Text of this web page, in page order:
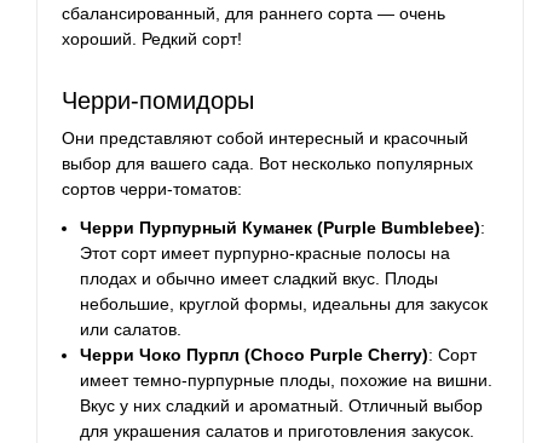
сбалансированный, для раннего сорта — очень
хороший. Редкий сорт!
Черри-помидоры
Они представляют собой интересный и красочный
выбор для вашего сада. Вот несколько популярных
сортов черри-томатов:
Черри Пурпурный Куманек (Purple Bumblebee):
Этот сорт имеет пурпурно-красные полосы на
плодах и обычно имеет сладкий вкус. Плоды
небольшие, круглой формы, идеальны для закусок
или салатов.
Черри Чоко Пурпл (Choco Purple Cherry): Сорт
имеет темно-пурпурные плоды, похожие на вишни.
Вкус у них сладкий и ароматный. Отличный выбор
для украшения салатов и приготовления закусок.